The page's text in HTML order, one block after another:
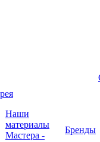
Наши
материалы
Мастера -
Бренды